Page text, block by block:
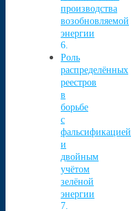
производства
возобновляемой
энергии
Роль
распределённых
реестров
в
борьбе
с
фальсификацией
и
двойным
учётом
зелёной
энергии